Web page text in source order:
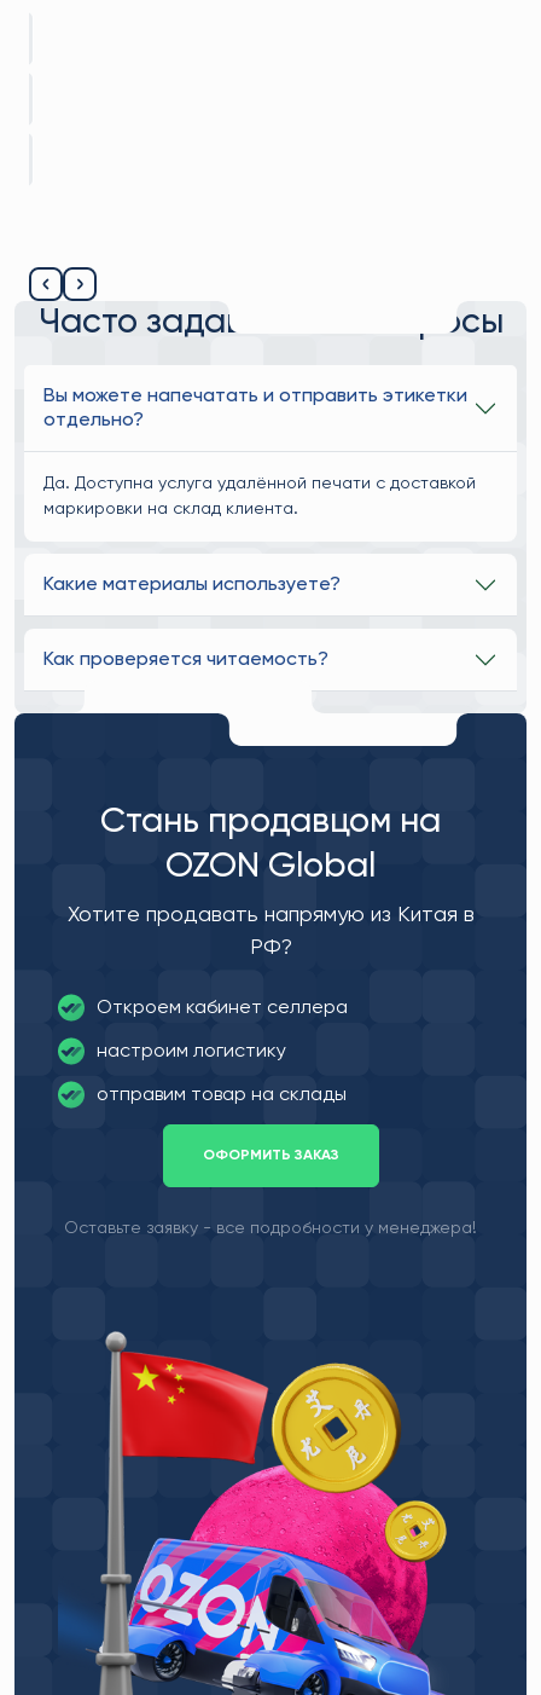
Часто задаваемые вопросы
Вы можете напечатать и отправить этикетки
отдельно?
Да. Доступна услуга удалённой печати с доставкой
маркировки на склад клиента.
Какие материалы используете?
Как проверяется читаемость?
Стань продавцом на
OZON Global
Хотите продавать напрямую из Китая в
РФ?
Откроем кабинет селлера
настроим логистику
отправим товар на склады
ОФОРМИТЬ ЗАКАЗ
Оставьте заявку - все подробности у менеджера!